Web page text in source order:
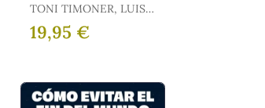
TONI TIMONER, LUIS
QUIROGA / TIMONER,
TONI / QUIROGA,
19,95 €